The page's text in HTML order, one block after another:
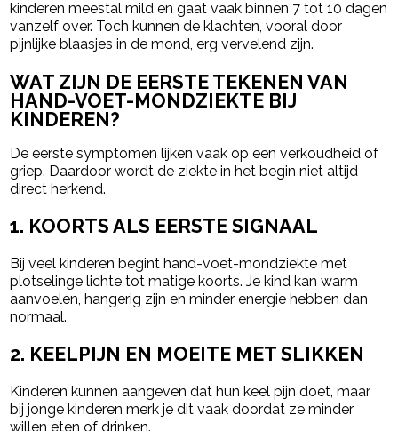
kinderen meestal mild en gaat vaak binnen 7 tot 10 dagen
vanzelf over. Toch kunnen de klachten, vooral door
pijnlijke blaasjes in de mond, erg vervelend zijn.
WAT ZIJN DE EERSTE TEKENEN VAN
HAND-VOET-MONDZIEKTE BIJ
KINDEREN?
De eerste symptomen lijken vaak op een verkoudheid of
griep. Daardoor wordt de ziekte in het begin niet altijd
direct herkend.
1. KOORTS ALS EERSTE SIGNAAL
Bij veel kinderen begint hand-voet-mondziekte met
plotselinge lichte tot matige koorts. Je kind kan warm
aanvoelen, hangerig zijn en minder energie hebben dan
normaal.
2. KEELPIJN EN MOEITE MET SLIKKEN
Kinderen kunnen aangeven dat hun keel pijn doet, maar
bij jonge kinderen merk je dit vaak doordat ze minder
willen eten of drinken.